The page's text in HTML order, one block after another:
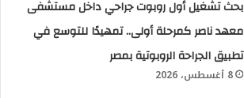
بحث تشغيل أول روبوت جراحي داخل مستشفى
معهد ناصر كمرحلة أولى.. تمهيدًا للتوسع في
تطبيق الجراحة الروبوتية بمصر
8 أغسطس، 2026